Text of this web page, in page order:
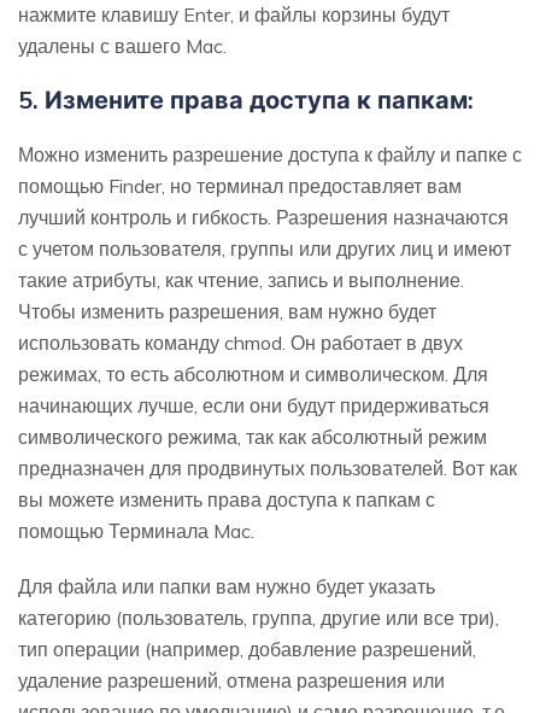
нажмите клавишу Enter, и файлы корзины будут
удалены с вашего Mac.
5. Измените права доступа к папкам:
Можно изменить разрешение доступа к файлу и папке с
помощью Finder, но терминал предоставляет вам
лучший контроль и гибкость. Разрешения назначаются
с учетом пользователя, группы или других лиц и имеют
такие атрибуты, как чтение, запись и выполнение.
Чтобы изменить разрешения, вам нужно будет
использовать команду chmod. Он работает в двух
режимах, то есть абсолютном и символическом. Для
начинающих лучше, если они будут придерживаться
символического режима, так как абсолютный режим
предназначен для продвинутых пользователей. Вот как
вы можете изменить права доступа к папкам с
помощью Терминала Mac.
Для файла или папки вам нужно будет указать
категорию (пользователь, группа, другие или все три),
тип операции (например, добавление разрешений,
удаление разрешений, отмена разрешения или